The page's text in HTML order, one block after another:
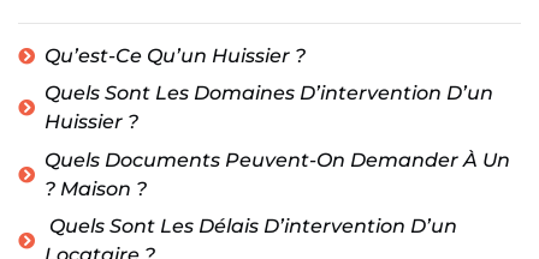
Qu’est-Ce Qu’un Huissier ?
Quels Sont Les Domaines D’intervention D’un
Huissier ?
Quels Documents Peuvent-On Demander À Un
? Maison ?
Quels Sont Les Délais D’intervention D’un